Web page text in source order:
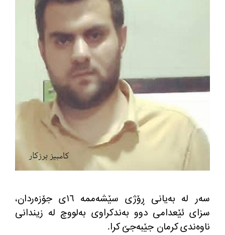
سه‌ر له‌ به‌یانی ڕۆژی سێشه‌ممه‌ ١٦ی جۆزه‌ردان،
سزای ئێعدامی دوو به‌ندكراوی به‌لووچ له‌ زیندانی
ناوه‌ندی كرمان جێبه‌جێ كرا.